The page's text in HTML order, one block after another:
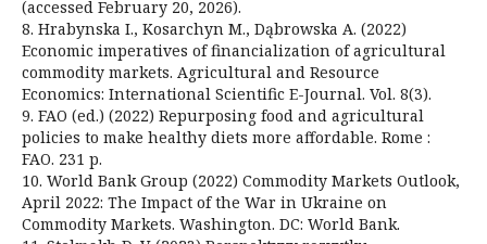
(accessed February 20, 2026).
8. Hrabynska I., Kosarchyn M., Dąbrowska A. (2022)
Economic imperatives of financialization of agricultural
commodity markets. Agricultural and Resource
Economics: International Scientific E-Journal. Vol. 8(3).
9. FAO (ed.) (2022) Repurposing food and agricultural
policies to make healthy diets more affordable. Rome :
FAO. 231 p.
10. World Bank Group (2022) Commodity Markets Outlook,
April 2022: The Impact of the War in Ukraine on
Commodity Markets. Washington. DC: World Bank.